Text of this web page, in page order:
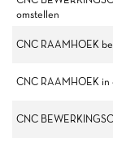
omstellen
CNC RAAMHOEK
CNC RAAMHOEK in
CNC